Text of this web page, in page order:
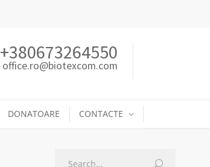
+380673264550
office.ro@biotexcom.com
DONATOARE CONTACTE